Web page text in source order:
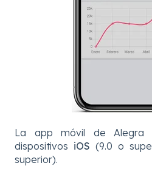
La app móvil de Alegra
dispositivos iOS (9.0 o
superior).